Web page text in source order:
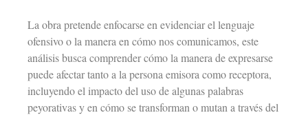
La obra pretende enfocarse en evidenciar el lenguaje
ofensivo o la manera en cómo nos comunicamos, este
análisis busca comprender cómo la manera de expresarse
puede afectar tanto a la persona emisora como receptora,
incluyendo el impacto del uso de algunas palabras
peyorativas y en cómo se transforman o mutan a través del